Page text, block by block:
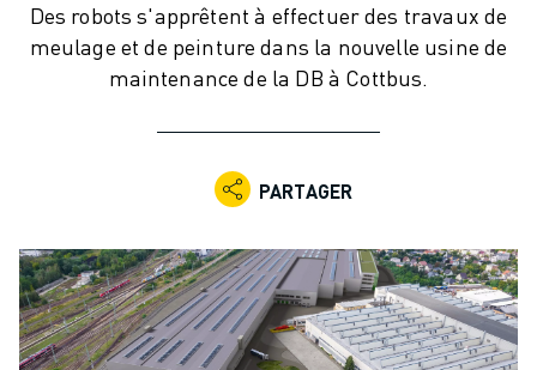
PRODUITS ÉDUCATIFS CNC
SOLUTIONS DE RETROFIT
MODÈLES CNC AVANCÉS
GAMME DE ROBOTS
CONTRÔLEURS DE ROBOTS
ACCESSOIRES POUR ROBOTS
LOGICIEL ROBOT
Des robots s'apprêtent à effectuer des travaux de
meulage et de peinture dans la nouvelle usine de
maintenance de la DB à Cottbus.
PARTAGER